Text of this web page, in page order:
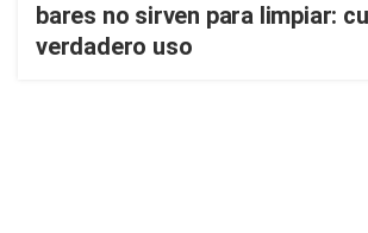
bares no sirven para limpiar:
verdadero uso